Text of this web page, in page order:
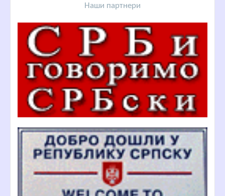
Наши партнери